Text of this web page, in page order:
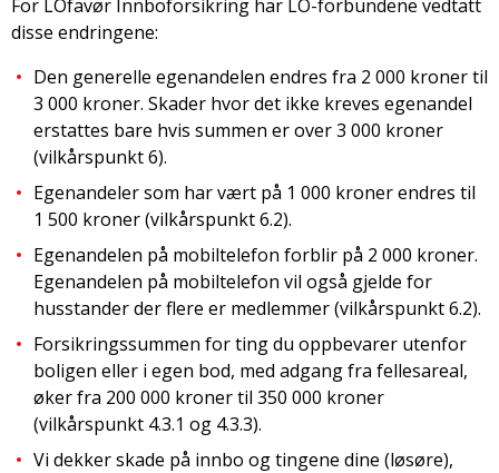
For LOfavør Innboforsikring har LO-forbundene vedtatt
disse endringene:
Den generelle egenandelen endres fra 2 000 kroner til
3 000 kroner. Skader hvor det ikke kreves egenandel
erstattes bare hvis summen er over 3 000 kroner
(vilkårspunkt 6).
Egenandeler som har vært på 1 000 kroner endres til
1 500 kroner (vilkårspunkt 6.2).
Egenandelen på mobiltelefon forblir på 2 000 kroner.
Egenandelen på mobiltelefon vil også gjelde for
husstander der flere er medlemmer (vilkårspunkt 6.2).
Forsikringssummen for ting du oppbevarer utenfor
boligen eller i egen bod, med adgang fra fellesareal,
øker fra 200 000 kroner til 350 000 kroner
(vilkårspunkt 4.3.1 og 4.3.3).
Vi dekker skade på innbo og tingene dine (løsøre),